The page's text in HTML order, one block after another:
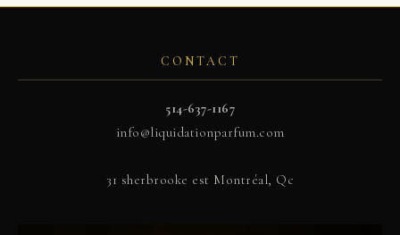
CONTACT
514-637-1167
info@liquidationparfum.com
31 sherbrooke est Montréal, Qc